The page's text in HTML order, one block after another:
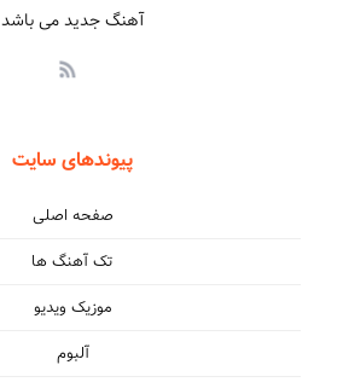
آهنگ جدید می باشد
پیوندهای سایت
صفحه اصلی
تک آهنگ ها
موزیک ویدیو
آلبوم